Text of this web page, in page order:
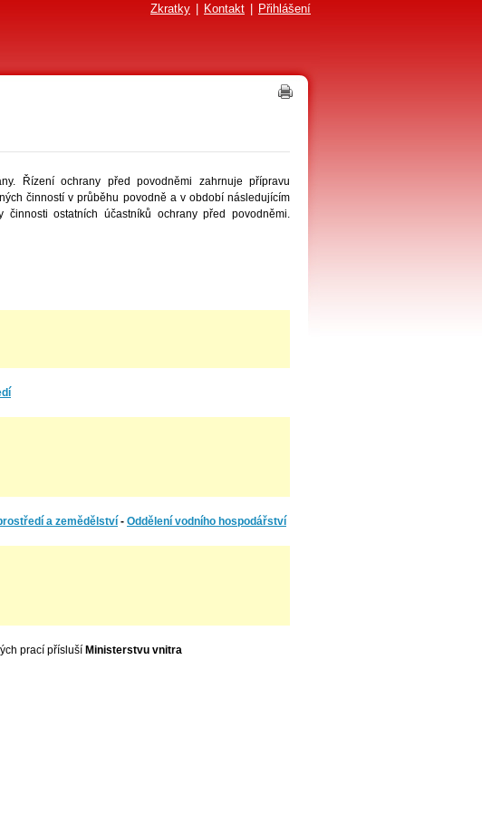
Zkratky Kontakt Přihlášení
Řízení ochrany před povodněmi zahrnuje přípravu
činností v průběhu povodně a v období následujícím
ostatních účastníků ochrany před povodněmi.
a zemědělství - Oddělení vodního hospodářství
prací přísluší Ministerstvu vnitra